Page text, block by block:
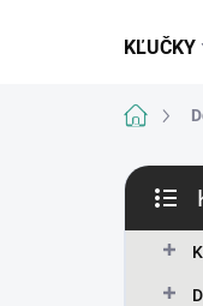
KĽUČKY
Domov
B
č